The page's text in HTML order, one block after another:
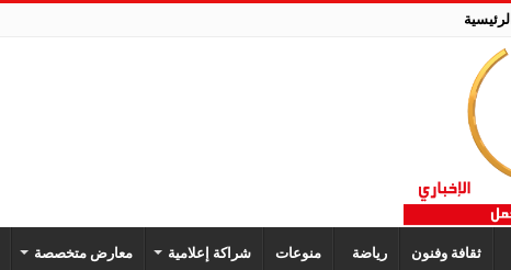
الرئيسية
ثقافة وفنون رياضة منوعات شراكة إعلامية معارض متخصصة